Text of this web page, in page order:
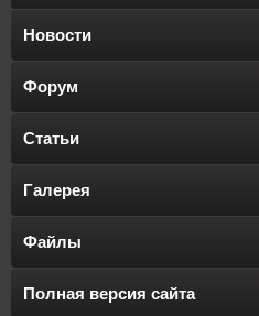
Новости
Форум
Статьи
Галерея
Файлы
Полная версия сайта